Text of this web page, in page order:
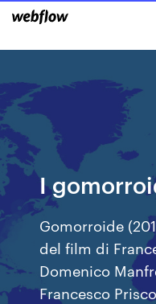
I
Gomorroide
del film di
Domenico
Francesco